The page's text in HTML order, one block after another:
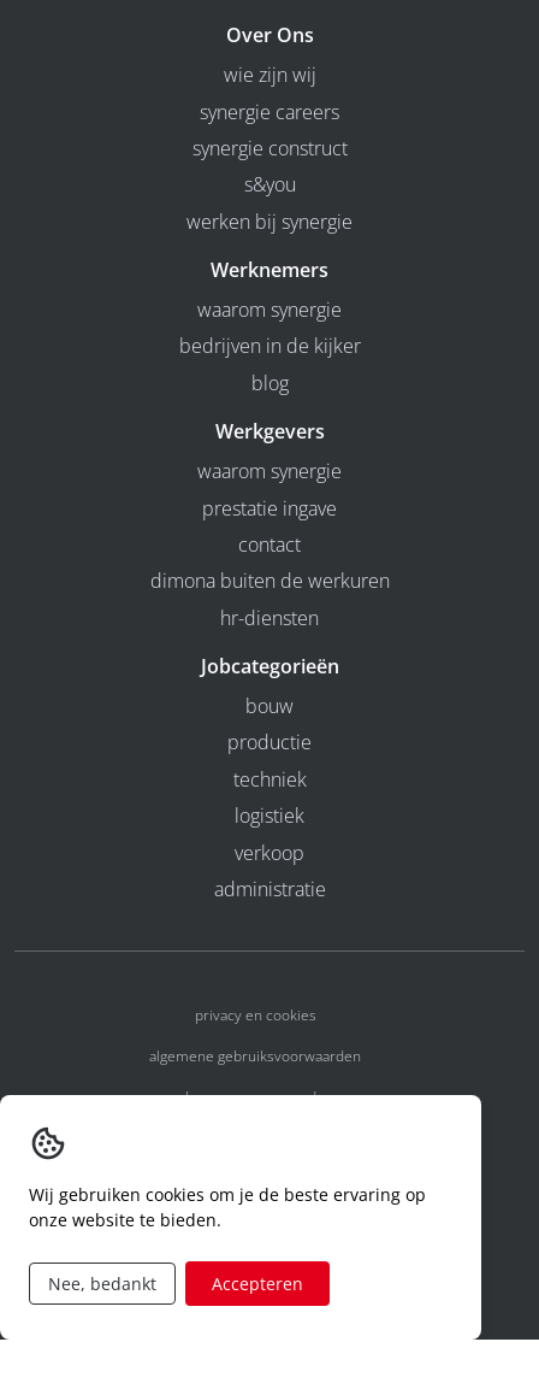
Over Ons
wie zijn wij
synergie careers
synergie construct
s&you
werken bij synergie
Werknemers
waarom synergie
bedrijven in de kijker
blog
Werkgevers
waarom synergie
prestatie ingave
contact
dimona buiten de werkuren
hr-diensten
Jobcategorieën
bouw
productie
techniek
logistiek
verkoop
administratie
privacy en cookies
algemene gebruiksvoorwaarden
algemene voorwaarden
code of conduct
aanvraag rechten ivm privacy
Wij gebruiken cookies om je de beste ervaring op
onze website te bieden.
Nee, bedankt Accepteren